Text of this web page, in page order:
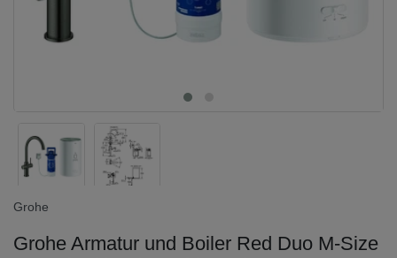
Grohe
Grohe Armatur und Boiler Red Duo M-Size